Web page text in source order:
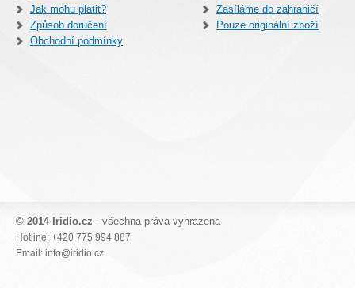
Jak mohu platit?
Způsob doručení
Obchodní podmínky
Zasíláme do zahraničí
Pouze originální zboží
© 2014 Iridio.cz - všechna práva vyhrazena
Hotline: +420 775 994 887
Email: info@iridio.cz